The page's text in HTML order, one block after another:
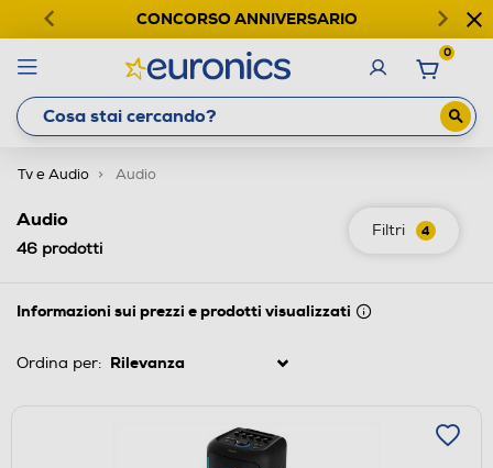
CONCORSO ANNIVERSARIO
0
Tv e Audio Audio
Filtri 4
Audio
46 prodotti
Informazioni sui prezzi e prodotti visualizzati
Ordina per: